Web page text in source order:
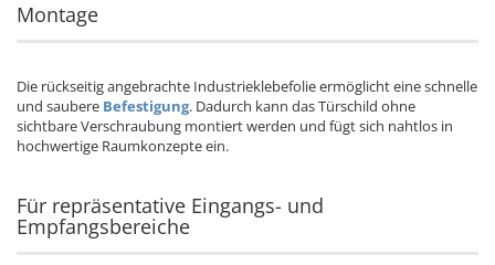
Montage
Die rückseitig angebrachte Industrieklebefolie ermöglicht eine schnelle
und saubere Befestigung. Dadurch kann das Türschild ohne
sichtbare Verschraubung montiert werden und fügt sich nahtlos in
hochwertige Raumkonzepte ein.
Für repräsentative Eingangs- und
Empfangsbereiche